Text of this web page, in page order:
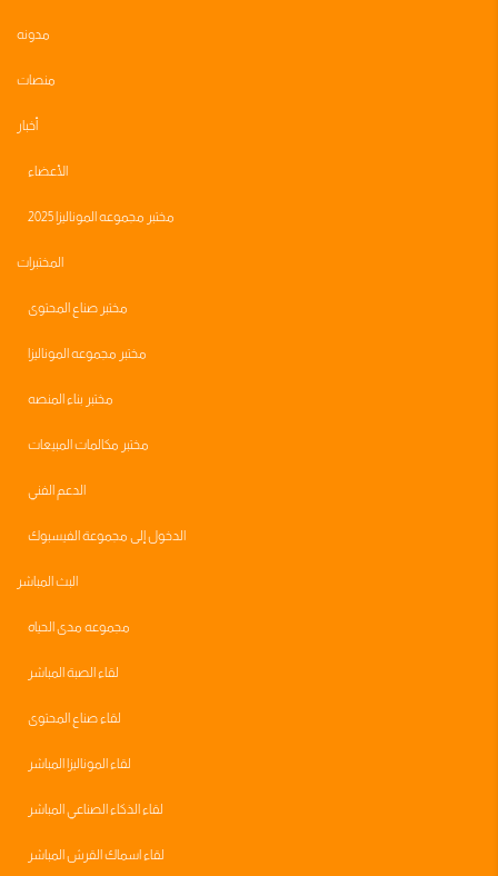
مدونه
منصات
أخبار
الأعضاء
مختبر مجموعه الموناليزا 2025
المختبرات
مختبر صناع المحتوى
مختبر مجموعه الموناليزا
مختبر بناء المنصه
مختبر مكالمات المبيعات
الدعم الفني
الدخول إلى مجموعة الفيسبوك
البث المباشر
مجموعه مدى الحياه
لقاء الصبة المباشر
لقاء صناع المحتوى
لقاء الموناليزا المباشر
لقاء الذكاء الصناعي المباشر
لقاء اسماك القرش المباشر